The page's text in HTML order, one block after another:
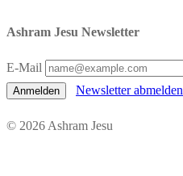
Ashram Jesu Newsletter
E-Mail
Anmelden Newsletter abmelden
© 2026 Ashram Jesu